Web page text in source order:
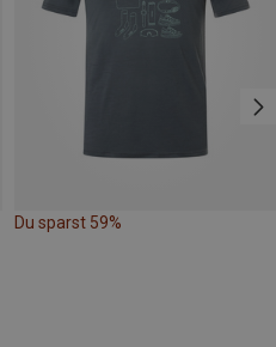
Du sparst 59%